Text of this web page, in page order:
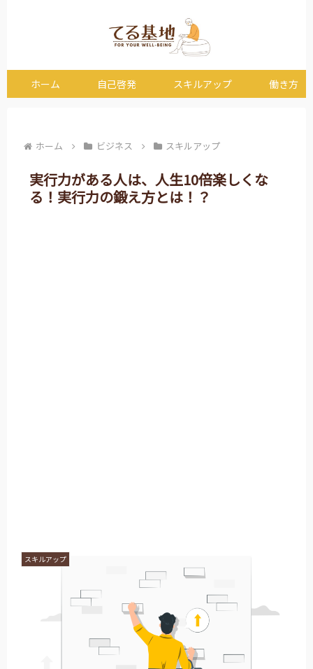
ホーム 自己啓発 スキルアップ 働き方
ホーム ビジネス スキルアップ
実行力がある人は、人生10倍楽しくな
る！実行力の鍛え方とは！？
スキルアップ